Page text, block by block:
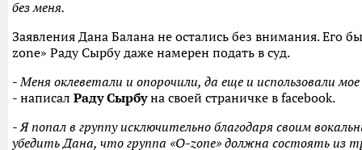
без меня.
Заявления Дана Балана не остались без внимания. Его
zone» Раду Сырбу даже намерен подать в суд.
- Меня оклеветали и опорочили, да еще и использовали
- написал Раду Сырбуна своей страничке в facebook.
- Я попал в группу исключительно благодаря своим
убедить Дана, что группа «O-zone» должна состоять из